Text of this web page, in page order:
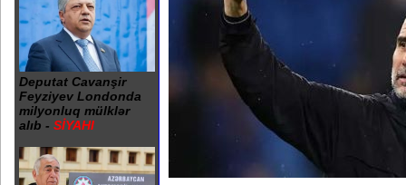
Deputat Cavanşir
Feyziyev Londonda
milyonluq mülklər
alıb - SİYAHI